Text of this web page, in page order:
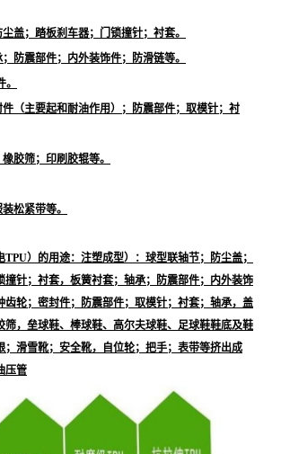
盖；踏板刹车器；门锁撞针；衬套。
防震部件；内外装饰件；防滑链等。
（主要起和耐油作用）；防震部件；取模针；衬
胶筛；印刷胶辊等。
松紧带等。
TPU）的用途：注塑成型）：球型联轴节；防尘盖；
撞针；衬套，板簧衬套；轴承；防震部件；内外装饰
齿轮；密封件；防震部件；取模针；衬套；轴承，盖
筛，垒球鞋、棒球鞋、高尔夫球鞋、足球鞋鞋底及鞋
；滑雪靴；安全靴，自位轮；把手；表带等挤出成
压管